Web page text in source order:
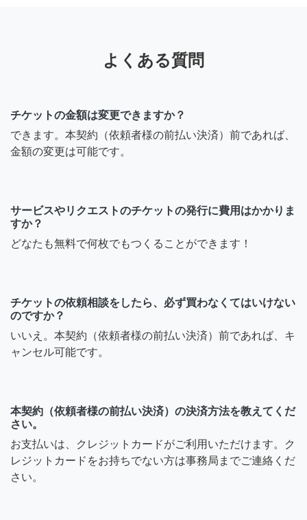
よくある質問
チケットの金額は変更できますか？
できます。本契約（依頼者様の前払い決済）前であれば、
金額の変更は可能です。
サービスやリクエストのチケットの発行に費用はかかりま
すか？
どなたも無料で何枚でもつくることができます！
チケットの依頼相談をしたら、必ず買わなくてはいけない
のですか？
いいえ。本契約（依頼者様の前払い決済）前であれば、キ
ャンセル可能です。
本契約（依頼者様の前払い決済）の決済方法を教えてくだ
さい。
お支払いは、クレジットカードがご利用いただけます。ク
レジットカードをお持ちでない方は事務局までご連絡くだ
さい。